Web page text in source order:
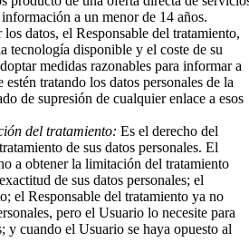
a un menor de 14 años.
datos, el Responsable del tratamiento,
tecnología disponible y el coste de su
medidas razonables para informar a
estén tratando los datos personales de la
de supresión de cualquier enlace a esos
del tratamiento: Es el derecho del
de sus datos personales. El
a obtener la limitación del tratamiento
de sus datos personales; el
el Responsable del tratamiento ya no
pero el Usuario lo necesite para
y cuando el Usuario se haya opuesto al